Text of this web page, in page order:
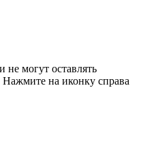
не могут оставлять
Нажмите на иконку справа